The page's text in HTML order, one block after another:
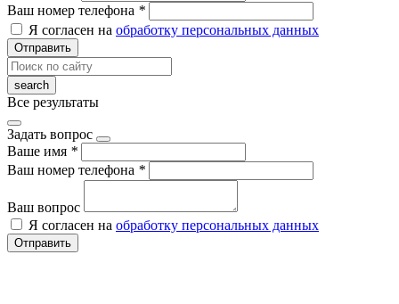
Ваш номер телефона *
Я согласен на обработку персональных данных
Отправить
Все результаты
Задать вопрос
Ваше имя *
Ваш номер телефона *
Ваш вопрос
Я согласен на обработку персональных данных
Отправить